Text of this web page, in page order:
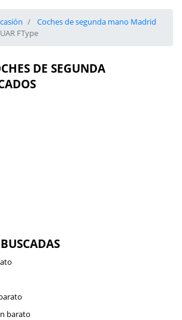
Coches de segunda mano Madrid
FType
DE SEGUNDA
barato